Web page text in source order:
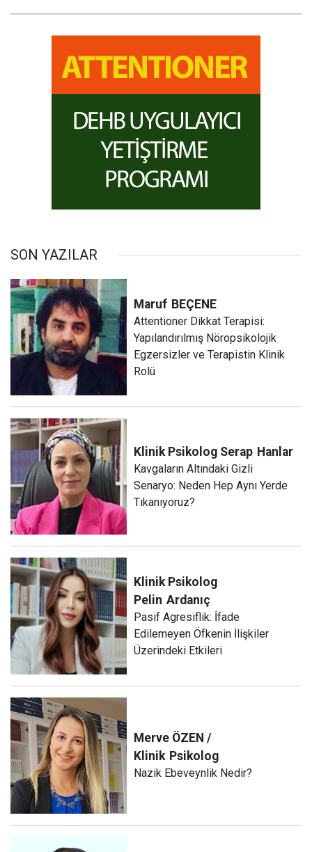
SON YAZILAR
Maruf BEÇENE
Attentioner Dikkat Terapisi:
Yapılandırılmış Nöropsikolojik
Egzersizler ve Terapistin Klinik
Rolü
Klinik Psikolog Serap Hanlar
Kavgaların Altındaki Gizli
Senaryo: Neden Hep Aynı Yerde
Tıkanıyoruz?
Klinik Psikolog
Pelin Ardanıç
Pasif Agresiflik: İfade
Edilemeyen Öfkenin İlişkiler
Üzerindeki Etkileri
Merve ÖZEN /
Klinik Psikolog
Nazik Ebeveynlik Nedir?